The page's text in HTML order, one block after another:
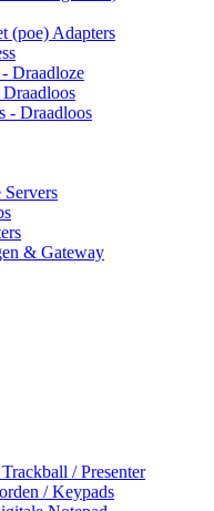
(poe) Adapters
Draadloze
- Draadloos
& Gateway
/ Presenter
/ Keypads